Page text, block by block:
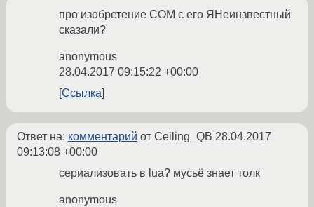
про изобретение COM с его ЯНеинзвестный
сказали?
anonymous
28.04.2017 09:15:22 +00:00
Ссылка
Ответ на: комментарий от Ceiling_QB 28.04.2017
09:13:08 +00:00
сериализовать в lua? мусьё знает толк
anonymous